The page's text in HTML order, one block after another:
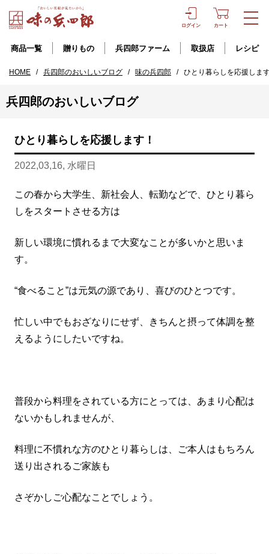
ログイン カート
商品一覧 贈りもの 兵四郎ファーム 取扱店 レシピ
HOME / 兵四郎のおいしいブログ / 味の兵四郎 / ひとり暮らしを応援しま
兵四郎のおいしいブログ
ひとり暮らしを応援します！
2022,03,16, 水曜日
この春から大学生、新社会人、転勤などで、ひとり暮ら
しをスタートさせる方は
新しい環境に慣れるまで大変なことが多いかと思いま
す。
“食べること”は元気の源であり、喜びのひとつです。
忙しい中でもおざなりにせず、きちんと摂って体調を整
えるようにしたいですね。
普段から料理をされている方にとっては、あまり心配は
ないかもしれませんが、
料理に不慣れな方のひとり暮らしは、ご本人はもちろん
送り出されるご家族も
さぞかしご心配なことでしょう。